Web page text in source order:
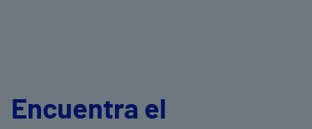
Encuentra el